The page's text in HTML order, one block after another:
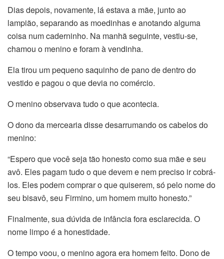
Dias depois, novamente, lá estava a mãe, junto ao
lampião, separando as moedinhas e anotando alguma
coisa num caderninho. Na manhã seguinte, vestiu-se,
chamou o menino e foram à vendinha.
Ela tirou um pequeno saquinho de pano de dentro do
vestido e pagou o que devia no comércio.
O menino observava tudo o que acontecia.
O dono da mercearia disse desarrumando os cabelos do
menino:
“Espero que você seja tão honesto como sua mãe e seu
avô. Eles pagam tudo o que devem e nem preciso ir cobrá-
los. Eles podem comprar o que quiserem, só pelo nome do
seu bisavô, seu Firmino, um homem muito honesto.”
Finalmente, sua dúvida de infância fora esclarecida. O
nome limpo é a honestidade.
O tempo voou, o menino agora era homem feito. Dono de